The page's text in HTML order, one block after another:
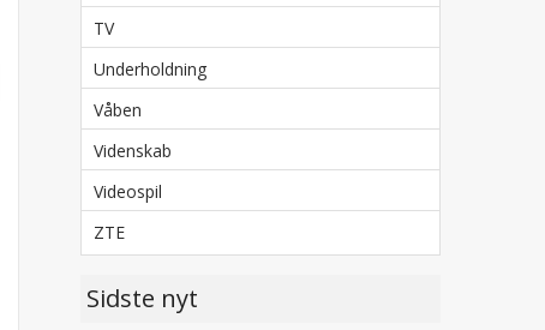
TV
Underholdning
Våben
Videnskab
Videospil
ZTE
Sidste nyt